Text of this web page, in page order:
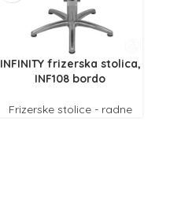
INFINITY frizerska stolica,
INF108 bordo
Frizerske stolice - radne